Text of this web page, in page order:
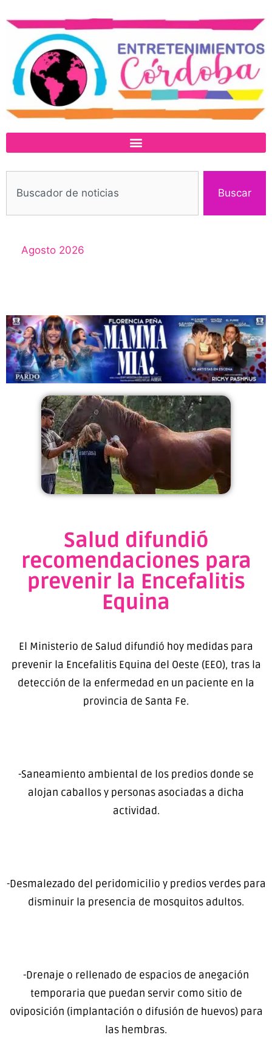
Buscar
Agosto 2026
Salud difundió
recomendaciones para
prevenir la Encefalitis
Equina
El Ministerio de Salud difundió hoy medidas para
prevenir la Encefalitis Equina del Oeste (EEO), tras la
detección de la enfermedad en un paciente en la
provincia de Santa Fe.
-Saneamiento ambiental de los predios donde se
alojan caballos y personas asociadas a dicha
actividad.
-Desmalezado del peridomicilio y predios verdes para
disminuir la presencia de mosquitos adultos.
-Drenaje o rellenado de espacios de anegación
temporaria que puedan servir como sitio de
oviposición (implantación o difusión de huevos) para
las hembras.